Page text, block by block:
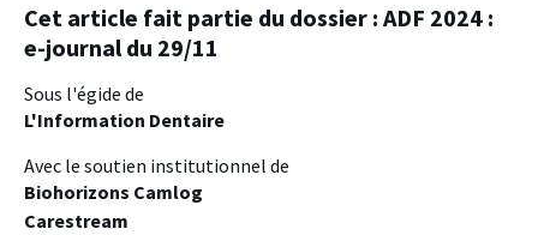
Cet article fait partie du dossier : ADF 2024 :
e-journal du 29/11
Sous l'égide de
L'Information Dentaire
Avec le soutien institutionnel de
Biohorizons Camlog
Carestream